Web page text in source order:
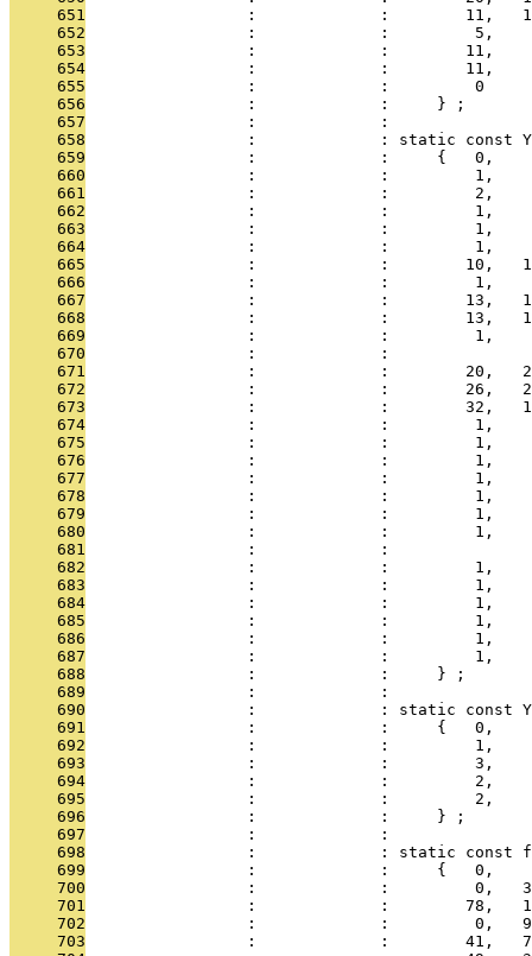
     651
:             :        11,
     652
:             :         5,
     653
:             :        11,
     654
:             :        11,
     655
                 :             :         0
     656
                 :             :     } ;
     657
                 :             :
     658
:             : static const
     659
                 :             :     {   0,
     660
:             :         1,
     661
:             :         2,
     662
:             :         1,
     663
:             :         1,
     664
:             :         1,
     665
:             :        10,
     666
:             :         1,
     667
:             :        13,
     668
:             :        13,
     669
:             :         1,
     670
                 :             :
     671
:             :        20,
     672
:             :        26,
     673
:             :        32,
     674
:             :         1,
     675
:             :         1,
     676
:             :         1,
     677
:             :         1,
     678
:             :         1,
     679
:             :         1,
     680
:             :         1,
     681
                 :             :
     682
:             :         1,
     683
:             :         1,
     684
:             :         1,
     685
:             :         1,
     686
:             :         1,
     687
:             :         1,
     688
                 :             :     } ;
     689
                 :             :
     690
:             : static const
     691
                 :             :     {   0,
     692
:             :         1,
     693
:             :         3,
     694
:             :         2,
     695
:             :         2,
     696
                 :             :     } ;
     697
                 :             :
     698
:             : static const
     699
                 :             :     {   0,
     700
:             :         0,
     701
:             :        78,
     702
:             :         0,
     703
:             :        41,